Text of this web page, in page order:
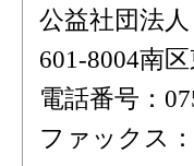
公益社団法
601-8004南
電話番号：
ファックス